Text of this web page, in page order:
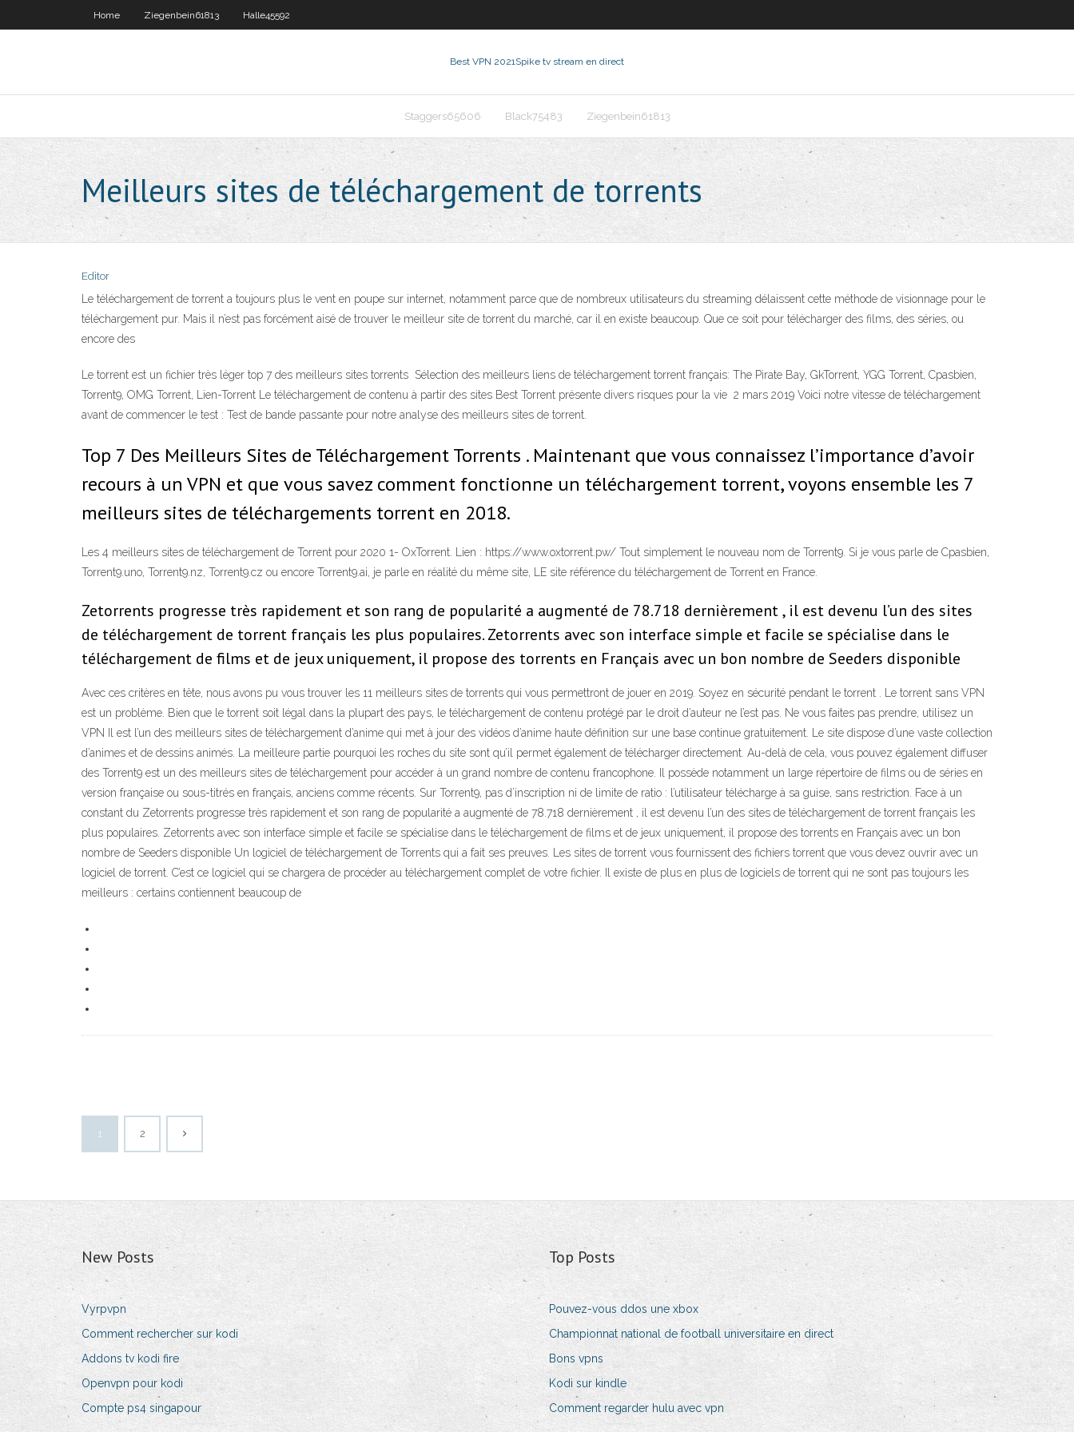
Home Ziegenbein61813 Halle45592
Best VPN 2021Spike tv stream en direct
Staggers65606 Black75483 Ziegenbein61813
Meilleurs sites de téléchargement de torrents
Editor
Le téléchargement de torrent a toujours plus le vent en poupe sur internet, notamment parce que de nombreux utilisateurs du streaming délaissent cette méthode de visionnage pour le
téléchargement pur. Mais il n’est pas forcément aisé de trouver le meilleur site de torrent du marché, car il en existe beaucoup. Que ce soit pour télécharger des films, des séries, ou
encore des
Le torrent est un fichier très léger top 7 des meilleurs sites torrents Sélection des meilleurs liens de téléchargement torrent français: The Pirate Bay, GkTorrent, YGG Torrent, Cpasbien,
Torrent9, OMG Torrent, Lien-Torrent Le téléchargement de contenu à partir des sites Best Torrent présente divers risques pour la vie 2 mars 2019 Voici notre vitesse de téléchargement
avant de commencer le test : Test de bande passante pour notre analyse des meilleurs sites de torrent.
Top 7 Des Meilleurs Sites de Téléchargement Torrents . Maintenant que vous connaissez l’importance d’avoir
recours à un VPN et que vous savez comment fonctionne un téléchargement torrent, voyons ensemble les 7
meilleurs sites de téléchargements torrent en 2018.
Les 4 meilleurs sites de téléchargement de Torrent pour 2020 1- OxTorrent. Lien : https://www.oxtorrent.pw/ Tout simplement le nouveau nom de Torrent9. Si je vous parle de Cpasbien,
Torrent9.uno, Torrent9.nz, Torrent9.cz ou encore Torrent9.ai, je parle en réalité du même site, LE site référence du téléchargement de Torrent en France.
Zetorrents progresse très rapidement et son rang de popularité a augmenté de 78.718 dernièrement , il est devenu l’un des sites
de téléchargement de torrent français les plus populaires. Zetorrents avec son interface simple et facile se spécialise dans le
téléchargement de films et de jeux uniquement, il propose des torrents en Français avec un bon nombre de Seeders disponible
Avec ces critères en tête, nous avons pu vous trouver les 11 meilleurs sites de torrents qui vous permettront de jouer en 2019. Soyez en sécurité pendant le torrent . Le torrent sans VPN
est un problème. Bien que le torrent soit légal dans la plupart des pays, le téléchargement de contenu protégé par le droit d’auteur ne l’est pas. Ne vous faites pas prendre, utilisez un
VPN Il est l’un des meilleurs sites de téléchargement d’anime qui met à jour des vidéos d’anime haute définition sur une base continue gratuitement. Le site dispose d’une vaste collection
d’animes et de dessins animés. La meilleure partie pourquoi les roches du site sont qu’il permet également de télécharger directement. Au-delà de cela, vous pouvez également diffuser
des Torrent9 est un des meilleurs sites de téléchargement pour accéder à un grand nombre de contenu francophone. Il possède notamment un large répertoire de films ou de séries en
version française ou sous-titrés en français, anciens comme récents. Sur Torrent9, pas d’inscription ni de limite de ratio : l’utilisateur télécharge à sa guise, sans restriction. Face à un
constant du Zetorrents progresse très rapidement et son rang de popularité a augmenté de 78.718 dernièrement , il est devenu l’un des sites de téléchargement de torrent français les
plus populaires. Zetorrents avec son interface simple et facile se spécialise dans le téléchargement de films et de jeux uniquement, il propose des torrents en Français avec un bon
nombre de Seeders disponible Un logiciel de téléchargement de Torrents qui a fait ses preuves. Les sites de torrent vous fournissent des fichiers torrent que vous devez ouvrir avec un
logiciel de torrent. C’est ce logiciel qui se chargera de procéder au téléchargement complet de votre fichier. Il existe de plus en plus de logiciels de torrent qui ne sont pas toujours les
meilleurs : certains contiennent beaucoup de
1 2
New Posts
Vyrpvpn
Comment rechercher sur kodi
Addons tv kodi fire
Openvpn pour kodi
Compte ps4 singapour
Top Posts
Pouvez-vous ddos ​​une xbox
Championnat national de football universitaire en direct
Bons vpns
Kodi sur kindle
Comment regarder hulu avec vpn